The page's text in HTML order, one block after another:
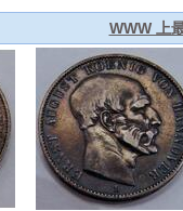
WWW 上